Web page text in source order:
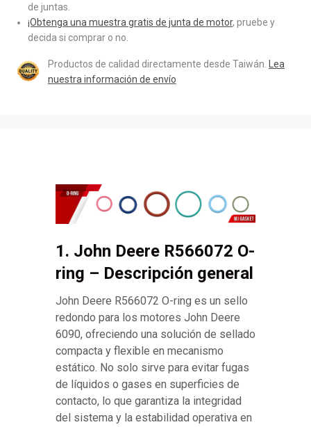
de juntas.
¡Obtenga una muestra gratis de junta de motor, pruebe y
decida si comprar o no.
Productos de calidad directamente desde Taiwán.
Lea
nuestra información de envío
1. John Deere R566072 O-
ring – Descripción general
John Deere R566072 O-ring es un sello
redondo para los motores John Deere
6090, ofreciendo una solución de sellado
compacta y flexible en mecanismo
estático. No solo sirve para evitar fugas
de líquidos o gases en superficies de
contacto, lo que garantiza la integridad
del sistema y la estabilidad operativa en